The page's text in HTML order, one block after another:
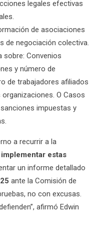
legales efectivas
de asociaciones
de negociación colectiva.
sobre: Convenios
y número de
de trabajadores afiliados
O Casos
impuestas y
a recurrir a la
estas
un informe detallado
ante la Comisión de
no con excusas.
afirmó Edwin